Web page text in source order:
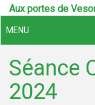
Aux portes de
MENU
Séance
2024